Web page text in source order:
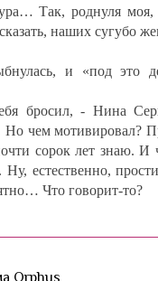
Так, роднуля моя,
наших сугубо
и «под это
бросил, - Нина
Но чем мотивировал?
сорок лет знаю. И
естественно,
Что говорит-то?